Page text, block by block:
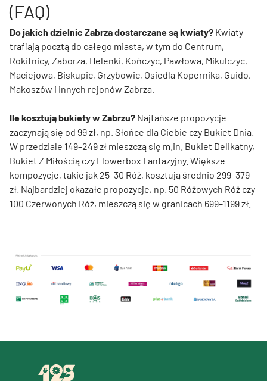
(FAQ)
Do jakich dzielnic Zabrza dostarczane są kwiaty? Kwiaty
trafiają pocztą do całego miasta, w tym do Centrum,
Rokitnicy, Zaborza, Helenki, Kończyc, Pawłowa, Mikulczyc,
Maciejowa, Biskupic, Grzybowic, Osiedla Kopernika, Guido,
Makoszów i innych rejonów Zabrza.
Ile kosztują bukiety w Zabrzu? Najtańsze propozycje
zaczynają się od 99 zł, np. Słońce dla Ciebie czy Bukiet Dnia.
W przedziale 149–249 zł mieszczą się m.in. Bukiet Delikatny,
Bukiet Z Miłością czy Flowerbox Fantazyjny. Większe
kompozycje, takie jak 25–30 Róż, kosztują średnio 299–379
zł. Najbardziej okazałe propozycje, np. 50 Różowych Róż czy
100 Czerwonych Róż, mieszczą się w granicach 699–1199 zł.